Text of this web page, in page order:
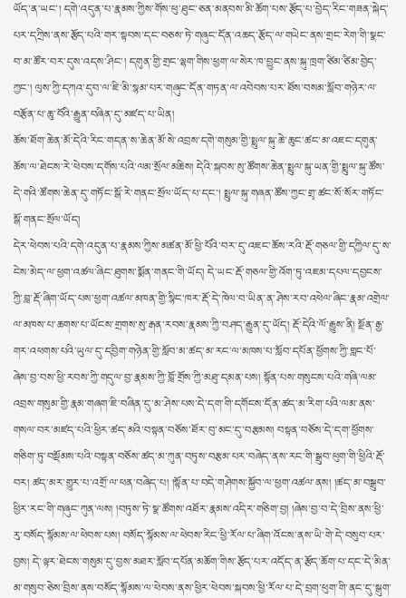
ཡོད་ན་ཡང་། དགེ་འདུན་པ་རྣམས་ཀྱིས་གོས་ཕུ་ཐུང་ཅན་མནབས་མི་ཆོག་པས་རྩོད་པ་བྱེད་རིང་གཟན་སྐེད་
པར་དཀྲིས་ནས་རྩོད་པའི་གར་སྟབས་དང་བཅས་ཏེ་གཞུང་དོན་འཆད་རྩོད་ལ་གཡེང་ནས་གྲང་རེག་གི་སྣང་
བ་མ་ཚོར་བར་དུས་འདས་ཤིང་། དགུན་གྱི་གྲང་ལྷག་གིས་ཕྱག་ལ་སེར་ཁ་བྱུང་ནས་སྐུ་ཁྲག་ཙིམ་ཙིམ་བྱེད་
ཀྱང་། ལུས་ཀྱི་དཀའ་དུབ་ལ་ཇི་མི་སྙམ་པར་གཞུང་དོན་གཏན་ལ་འབེབས་པར་ཐོས་བསམ་སློབ་གཉེར་ལ་
བརྩོན་པ་ཆུ་བོའི་རྒྱུན་བཞིན་དུ་མཛད་པ་ཡིན།
ཆོས་ཐོག་ཆེན་མོ་དེའི་རིང་གདན་ས་ཆེན་མོ་སེ་འབྲས་དགེ་གསུམ་གྱི་སྤྲུལ་སྐུ་ཆེ་ཆུང་ཚང་མ་འཇང་དགུན་
ཆོས་ལ་ཐེངས་རེ་ཕེབས་དགོས་པའི་ལམ་སྲོལ་མཆིས། དེའི་སྐབས་སུ་ཚོགས་ཆེན་སྤྲུལ་སྐུ་ཡན་གྱི་སྤྲུལ་སྐུ་ཚོས་
དེ་གའི་ཚོགས་ཆེན་དུ་གཏོང་སྒོ་རེ་གནང་སྲོལ་ཡོད་པ་དང་། སྤྲུལ་སྐུ་གཞན་ཚོས་ཀྱང་གྲྭ་ཚང་སོ་སོར་གཏོང་
སྒོ་གནང་སྲོལ་ཡོད།
དེར་ཕེབས་པའི་དགེ་འདུན་པ་རྣམས་ཀྱིས་མཚན་མོ་ཕྱི་པོའི་བར་དུ་འཇང་ཆོས་རའི་རྡོ་གཅལ་གྱི་དཀྱིལ་དུ་ས་
ངེས་མེད་ལ་ཕྱག་འཚལ་ཞིང་ཐུགས་སྨོན་གནང་གི་ཡོད། དེ་ཡང་རྡོ་གཅལ་གྱི་འོག་ཏུ་འཇམ་དཔལ་དབྱངས་
ཀྱི་བླ་རྡོ་ཞིག་ཡོད་པས་ཕྱག་འཚལ་མཁན་གྱི་སྙིང་ཁར་རྡོ་དེ་ཁེལ་བ་ཡིན་ན་ཤེས་རབ་འཕེལ་ཞིང་རྣམ་འགྲེལ་
ལ་མཁས་པ་ཆགས་པ་ཡོངས་གྲགས་སུ་རྒན་རབས་རྣམས་ཀྱི་བཤད་རྒྱུན་དུ་ཡོད། རྡོ་དེའི་ལོ་རྒྱུས་ནི། སྔོན་རྒྱ་
གར་འཕགས་པའི་ཡུལ་དུ་དབྱིག་གཉེན་གྱི་སློབ་མ་ཚད་མ་རང་ལ་མཁས་པ་སློབ་དཔོན་ཕྱོགས་ཀྱི་གླང་པོ་
ཞེས་བྱ་བས་ཕྱི་རབས་ཀྱི་གདུལ་བྱ་རྣམས་ཀྱི་བློ་གྲོས་ཀྱི་མཐུ་དམན་པས། སྟོན་པས་གསུངས་པའི་གཞི་ལམ་
འབྲས་གསུམ་གྱི་རྣམ་གཞག་ཇི་བཞིན་དུ་མ་ཤེས་པས་དེ་དག་གི་དགོངས་དོན་ཚད་མ་རིག་པའི་ལམ་ནས་
གསལ་བར་མཛད་པའི་ཕྱིར་ཚད་མའི་བསྟན་བཅོས་ཐོར་བུ་མང་དུ་བརྩམས། བསྟན་བཅོས་དེ་དག་ཕྱོགས་
གཅིག་ཏུ་བསྡོམས་པའི་བསྟན་བཅོས་ཚད་མ་ཀུན་བཏུས་བརྩམ་པར་བཞེད་ནས་རང་གི་སྒྲུབ་ཕུག་གི་ཕྱིའི་རྡོ་
བར། ཚད་མར་གྱུར་པ་འགྲོ་ལ་ཕན་བཞེད་པ། །སྟོན་པ་བདེ་གཤེགས་སྐྱོབ་ལ་ཕྱག་འཚལ་ནས། །ཚད་མ་བསྒྲུབ་
ཕྱིར་རང་གི་གཞུང་ཀུན་ལས། །བཏུས་ཏེ་སྣ་ཚོགས་འཐོར་རྣམས་འདིར་གཅིག་བྱ། །ཞེས་བྱ་བ་དེ་བྲིས་ནས་ཕྱི་
རུ་བསོད་སྙོམས་ལ་ཕེབས་པས། བསོད་སྙོམས་ལ་ཕེབས་རིང་ཕྱི་རོལ་པ་ཞིག་འོངས་ནས་ཡི་གེ་དེ་བསུབ་པར་
བྱས། དེ་ལྟར་ཐེངས་གསུམ་དུ་བྱས་མཐར་སློབ་དཔོན་མཆོག་གིས་རྩོད་པར་འདོད་ན་རྩོད་ཆོག་པ་དང་དེ་མིན་
མ་གསུབ་ཅེས་བྲིས་ནས་བསོད་སྙོམས་ལ་ཕེབས་ནས་ཕྱིར་ཕེབས་སྐབས་ཕྱི་རོལ་པ་དེ་བྲག་ཕུག་གི་ནང་དུ་སྒུག་